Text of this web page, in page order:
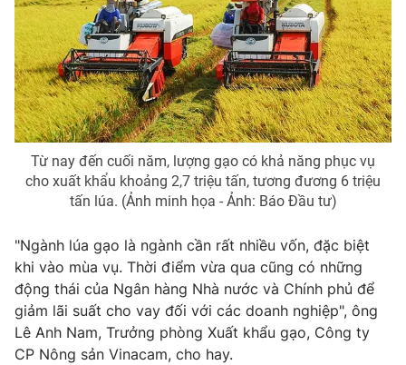
VTV9 VTV8
Liên hệ tòa soạn English
THỜI BÁO VTV
Theo dõi báo trên
Cơ quan chủ quản:
Đài Truyền hình Việt Nam
Cơ quan báo chí:Thời báo VTV
Từ nay đến cuối năm, lượng gạo có khả năng phục vụ
cho xuất khẩu khoảng 2,7 triệu tấn, tương đương 6 triệu
tấn lúa. (Ảnh minh họa - Ảnh: Báo Đầu tư)
"Ngành lúa gạo là ngành cần rất nhiều vốn, đặc biệt
khi vào mùa vụ. Thời điểm vừa qua cũng có những
động thái của Ngân hàng Nhà nước và Chính phủ để
giảm lãi suất cho vay đối với các doanh nghiệp", ông
Lê Anh Nam, Trưởng phòng Xuất khẩu gạo, Công ty
CP Nông sản Vinacam, cho hay.